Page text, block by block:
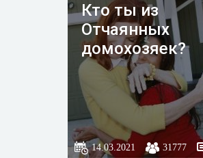
Кто ты из
Отчаянных
домохозяек?
14.03.2021 31777